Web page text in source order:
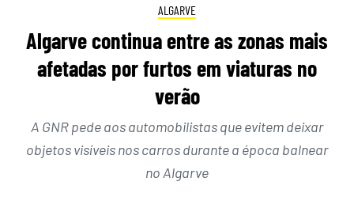
ALGARVE
Algarve continua entre as zonas mais
afetadas por furtos em viaturas no
verão
A GNR pede aos automobilistas que evitem deixar
objetos visíveis nos carros durante a época balnear
no Algarve